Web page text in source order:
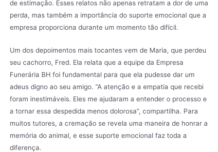
de estimação. Esses relatos não apenas retratam a dor de uma
perda, mas também a importância do suporte emocional que a
empresa proporciona durante um momento tão difícil.
Um dos depoimentos mais tocantes vem de Maria, que perdeu
seu cachorro, Fred. Ela relata que a equipe da Empresa
Funerária BH foi fundamental para que ela pudesse dar um
adeus digno ao seu amigo. “A atenção e a empatia que recebi
foram inestimáveis. Eles me ajudaram a entender o processo e
a tornar essa despedida menos dolorosa”, compartilha. Para
muitos tutores, a cremação se revela uma maneira de honrar a
memória do animal, e esse suporte emocional faz toda a
diferença.